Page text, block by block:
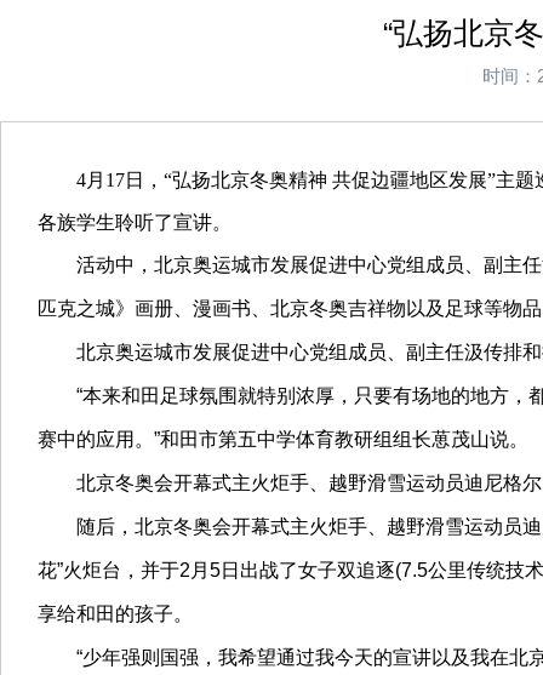
“弘扬北京
时间：
4月17日，“弘扬北京冬奥精神 共促边疆地区发展”主
各族学生聆听了宣讲。
活动中，北京奥运城市发展促进中心党组成员、副主
匹克之城》画册、漫画书、北京冬奥吉祥物以及足球等物
北京奥运城市发展促进中心党组成员、副主任汲传排
“本来和田足球氛围就特别浓厚，只要有场地的地方
赛中的应用。”和田市第五中学体育教研组组长葸茂山说。
北京冬奥会开幕式主火炬手、越野滑雪运动员迪尼格
随后，北京冬奥会开幕式主火炬手、越野滑雪运动员
花”火炬台，并于2月5日出战了女子双追逐(7.5公里传统技
享给和田的孩子。
“少年强则国强，我希望通过我今天的宣讲以及我在